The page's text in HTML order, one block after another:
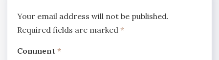
Your email address will not be published.
Required fields are marked *
Comment *